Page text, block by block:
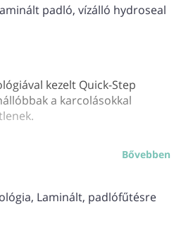
padló, vízálló hydroseal
kezelt Quick-Step
a karcolásokkal
használ, búcsút mondhat a
Ezek a padlók
és természetességükkel
is, így a tisztításuk
Bővebben
Laminált, padlófűtésre